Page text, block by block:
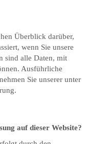
Überblick darüber,
wenn Sie unsere
sind alle Daten, mit
Ausführliche
Sie unserer unter
auf dieser Website?